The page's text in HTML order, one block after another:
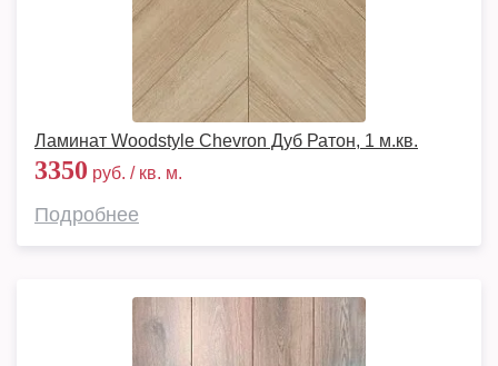
Ламинат Woodstyle Chevron Дуб Ратон, 1 м.кв.
3350 руб. / кв. м.
Подробнее